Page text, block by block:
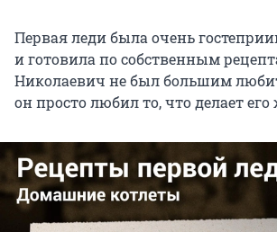
Первая леди была очень
и готовила по собственным
Николаевич не был большим
он просто любил то, что делает его